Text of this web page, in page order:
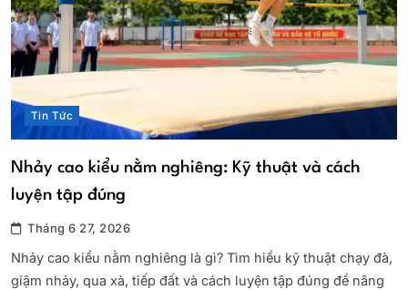
Tin Tức
Nhảy cao kiểu nằm nghiêng: Kỹ thuật và cách
luyện tập đúng
Tháng 6 27, 2026
Nhảy cao kiểu nằm nghiêng là gì? Tìm hiểu kỹ thuật chạy đà,
giậm nhảy, qua xà, tiếp đất và cách luyện tập đúng để nâng